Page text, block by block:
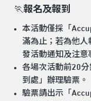
🏃報名及報到
本活動僅採「
滿為止；若為他人
發活動通知及注意
各場次活動前20
到處」辦理驗票。
驗票請出示「